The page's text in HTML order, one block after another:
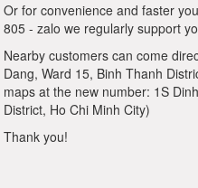
Or for convenience and faster
805 - zalo we regularly support
Nearby customers can come
Dang, Ward 15, Binh Thanh
maps at the new number: 1S
District, Ho Chi Minh City)
Thank you!